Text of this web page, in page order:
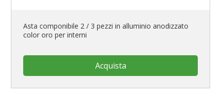
Asta componibile 2 / 3 pezzi in alluminio anodizzato
color oro per interni
Acquista